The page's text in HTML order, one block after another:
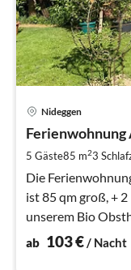
Nideggen
5 Gäste85 m23
Die
ist 85 qm groß, +
unserem Bio
28 Alpakas und
ab 103€/ Nacht